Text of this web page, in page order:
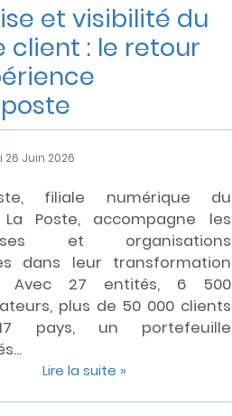
et visibilité du
client : le retour
Juin 2026
filiale numérique du
Poste, accompagne les
et organisations
dans leur transformation
Avec 27 entités, 6 500
plus de 50 000 clients
pays, un portefeuille
Lire la suite »